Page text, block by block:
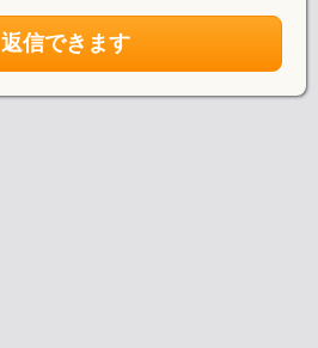
返信できます